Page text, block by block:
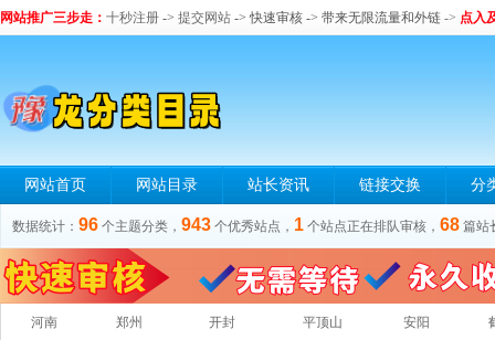
网站推广三步走： 十秒注册 -> 提交网站 -> 快速审核 -> 带来无限流量和外链 -> 点入
网站首页 网站目录 站长资讯 链接交换 分
数据统计： 96 个主题分类， 943 个优秀站点， 1 个站点正在排队审核， 68 篇站
河南 郑州 开封 平顶山 安阳